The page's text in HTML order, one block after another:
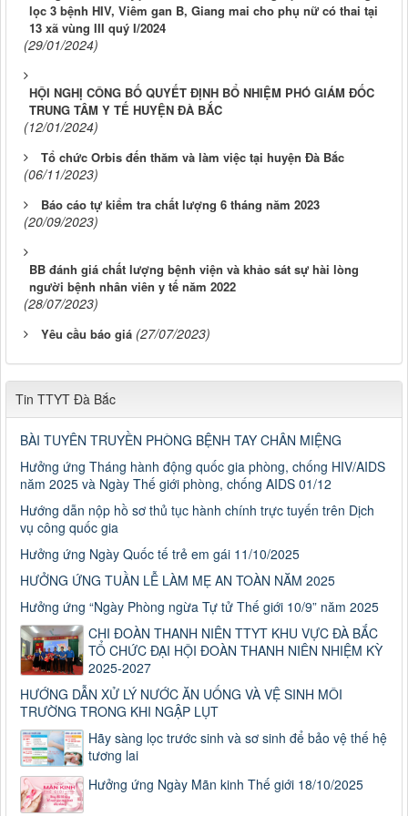
lọc 3 bệnh HIV, Viêm gan B, Giang mai cho phụ nữ có thai tại
13 xã vùng III quý I/2024
(29/01/2024)
HỘI NGHỊ CÔNG BỐ QUYẾT ĐỊNH BỔ NHIỆM PHÓ GIÁM ĐỐC
TRUNG TÂM Y TẾ HUYỆN ĐÀ BẮC
(12/01/2024)
Tổ chức Orbis đến thăm và làm việc tại huyện Đà Bắc
(06/11/2023)
Báo cáo tự kiểm tra chất lượng 6 tháng năm 2023
(20/09/2023)
BB đánh giá chất lượng bệnh viện và khảo sát sự hài lòng
người bệnh nhân viên y tế năm 2022
(28/07/2023)
Yêu cầu báo giá (27/07/2023)
Tin TTYT Đà Bắc
BÀI TUYÊN TRUYỀN PHÒNG BỆNH TAY CHÂN MIỆNG
Hưởng ứng Tháng hành động quốc gia phòng, chống HIV/AIDS
năm 2025 và Ngày Thế giới phòng, chống AIDS 01/12
Hướng dẫn nộp hồ sơ thủ tục hành chính trực tuyến trên Dịch
vụ công quốc gia
Hưởng ứng Ngày Quốc tế trẻ em gái 11/10/2025
HƯỞNG ỨNG TUẦN LỄ LÀM MẸ AN TOÀN NĂM 2025
Hưởng ứng “Ngày Phòng ngừa Tự tử Thế giới 10/9” năm 2025
CHI ĐOÀN THANH NIÊN TTYT KHU VỰC ĐÀ BẮC
TỔ CHỨC ĐẠI HỘI ĐOÀN THANH NIÊN NHIỆM KỲ
2025-2027
HƯỚNG DẪN XỬ LÝ NƯỚC ĂN UỐNG VÀ VỆ SINH MÔI
TRƯỜNG TRONG KHI NGẬP LỤT
Hãy sàng lọc trước sinh và sơ sinh để bảo vệ thế hệ
tương lai
Hưởng ứng Ngày Mãn kinh Thế giới 18/10/2025
Số: 187/CV-TTYT
Đẩy nhanh tiến độ thực hiện Hồ sơ bệnh án điện tử
Thời gian đăng: 11/10/2019
Cách chặn 5 bệnh hô hấp dễ mắc
Cách chặn 5 bệnh hô hấp dễ mắc